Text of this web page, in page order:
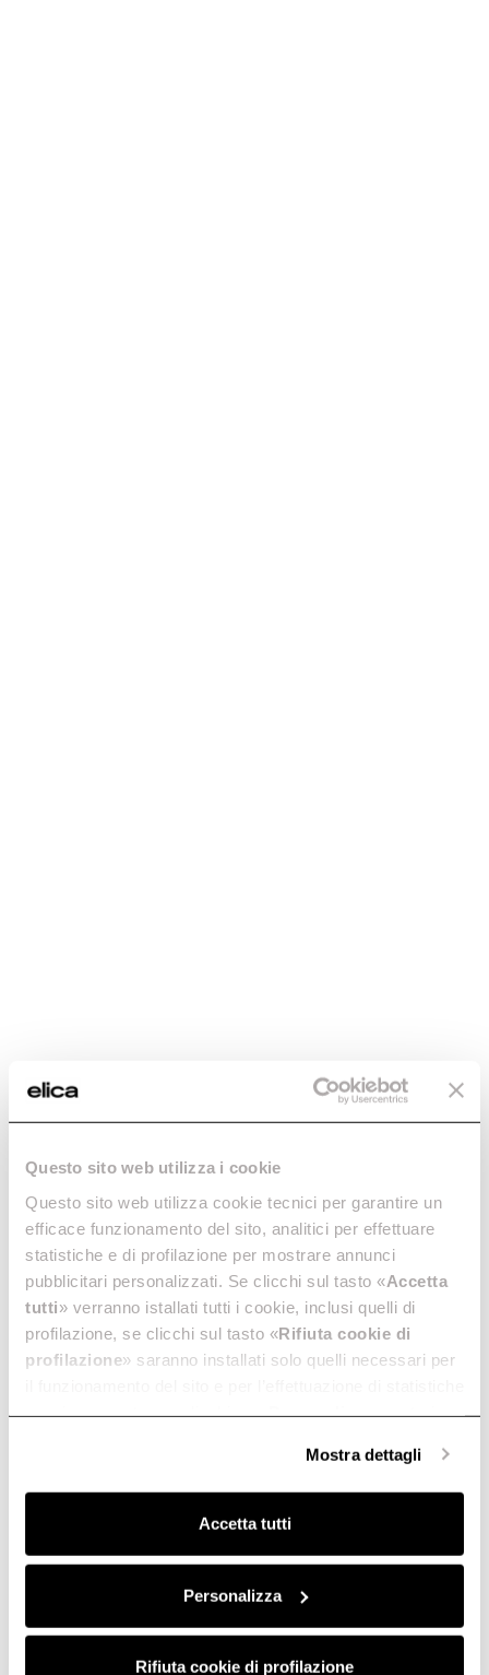
Questo sito web utilizza i cookie
Questo sito web utilizza cookie tecnici per garantire un
efficace funzionamento del sito, analitici per effettuare
statistiche e di profilazione per mostrare annunci
pubblicitari personalizzati. Se clicchi sul tasto «Accetta
tutti» verranno istallati tutti i cookie, inclusi quelli di
profilazione, se clicchi sul tasto «Rifiuta cookie di
profilazione» saranno installati solo quelli necessari per
anonime, mentre se clicchi su «Personalizza», potrai
Clicca quiper visualizzare la cookie policy.
Mostra dettagli
Accetta tutti
Personalizza
Rifiuta cookie di profilazione